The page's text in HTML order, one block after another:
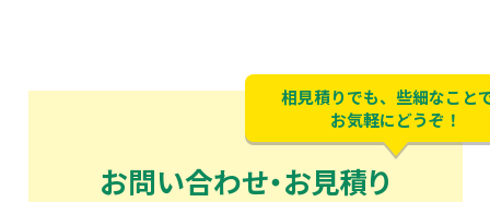
相見積りでも、些細なこと
お気軽にどうぞ！
お問い合わせ・お見積り